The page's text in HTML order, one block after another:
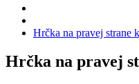
Hrčka na pravej strane
Hrčka na pravej